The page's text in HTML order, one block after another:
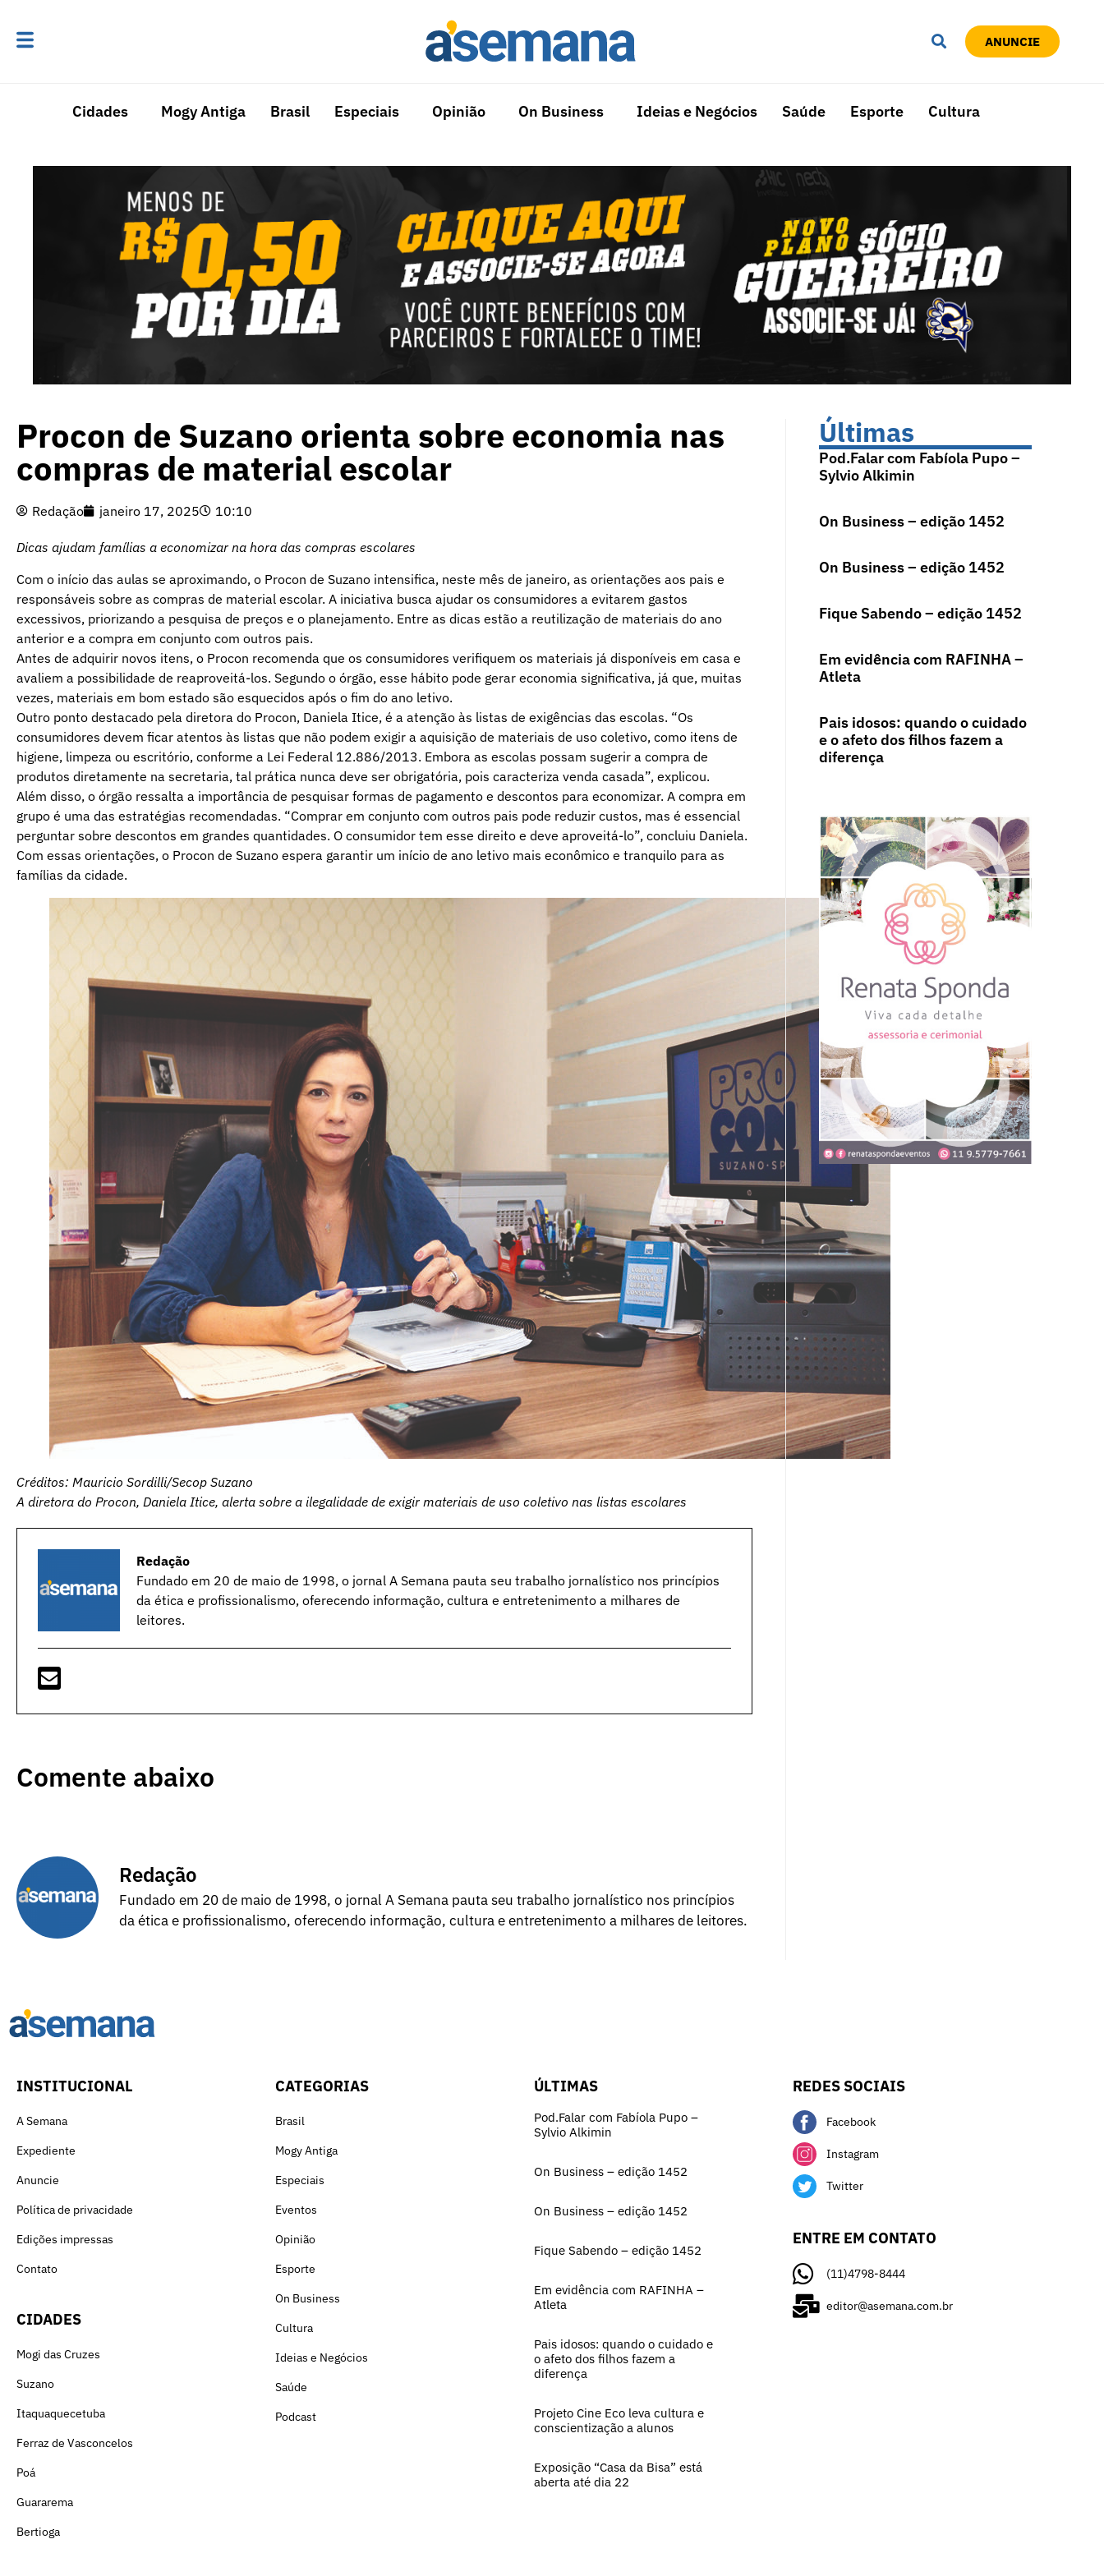
ANUNCIE
Cidades Mogy Antiga Brasil Especiais Opinião On Business Ideias e Negócios Saúde Esporte Cultura
Procon de Suzano orienta sobre economia nas
compras de material escolar
Redação janeiro 17, 2025 10:10
Dicas ajudam famílias a economizar na hora das compras escolares
Com o início das aulas se aproximando, o Procon de Suzano intensifica, neste mês de janeiro, as orientações aos pais e
responsáveis sobre as compras de material escolar. A iniciativa busca ajudar os consumidores a evitarem gastos
excessivos, priorizando a pesquisa de preços e o planejamento. Entre as dicas estão a reutilização de materiais do ano
anterior e a compra em conjunto com outros pais.
Antes de adquirir novos itens, o Procon recomenda que os consumidores verifiquem os materiais já disponíveis em casa e
avaliem a possibilidade de reaproveitá-los. Segundo o órgão, esse hábito pode gerar economia significativa, já que, muitas
vezes, materiais em bom estado são esquecidos após o fim do ano letivo.
Outro ponto destacado pela diretora do Procon, Daniela Itice, é a atenção às listas de exigências das escolas. “Os
consumidores devem ficar atentos às listas que não podem exigir a aquisição de materiais de uso coletivo, como itens de
higiene, limpeza ou escritório, conforme a Lei Federal 12.886/2013. Embora as escolas possam sugerir a compra de
produtos diretamente na secretaria, tal prática nunca deve ser obrigatória, pois caracteriza venda casada”, explicou.
Além disso, o órgão ressalta a importância de pesquisar formas de pagamento e descontos para economizar. A compra em
grupo é uma das estratégias recomendadas. “Comprar em conjunto com outros pais pode reduzir custos, mas é essencial
perguntar sobre descontos em grandes quantidades. O consumidor tem esse direito e deve aproveitá-lo”, concluiu Daniela.
Com essas orientações, o Procon de Suzano espera garantir um início de ano letivo mais econômico e tranquilo para as
famílias da cidade.
Créditos: Mauricio Sordilli/Secop Suzano
A diretora do Procon, Daniela Itice, alerta sobre a ilegalidade de exigir materiais de uso coletivo nas listas escolares
Redação
Fundado em 20 de maio de 1998, o jornal A Semana pauta seu trabalho jornalístico nos princípios
da ética e profissionalismo, oferecendo informação, cultura e entretenimento a milhares de
leitores.
Comente abaixo
Redação
Fundado em 20 de maio de 1998, o jornal A Semana pauta seu trabalho jornalístico nos princípios
da ética e profissionalismo, oferecendo informação, cultura e entretenimento a milhares de leitores.
Últimas
Pod.Falar com Fabíola Pupo –
Sylvio Alkimin
On Business – edição 1452
On Business – edição 1452
Fique Sabendo – edição 1452
Em evidência com RAFINHA –
Atleta
Pais idosos: quando o cuidado
e o afeto dos filhos fazem a
diferença
INSTITUCIONAL
A Semana
Expediente
Anuncie
Política de privacidade
Edições impressas
Contato
CIDADES
Mogi das Cruzes
Suzano
Itaquaquecetuba
Ferraz de Vasconcelos
Poá
Guararema
Bertioga
CATEGORIAS
Brasil
Mogy Antiga
Especiais
Eventos
Opinião
Esporte
On Business
Cultura
Ideias e Negócios
Saúde
Podcast
ÚLTIMAS
Pod.Falar com Fabíola Pupo –
Sylvio Alkimin
On Business – edição 1452
On Business – edição 1452
Fique Sabendo – edição 1452
Em evidência com RAFINHA –
Atleta
Pais idosos: quando o cuidado e
o afeto dos filhos fazem a
diferença
Projeto Cine Eco leva cultura e
conscientização a alunos
Exposição “Casa da Bisa” está
aberta até dia 22
REDES SOCIAIS
Facebook
Instagram
Twitter
ENTRE EM CONTATO
(11)4798-8444
editor@asemana.com.br